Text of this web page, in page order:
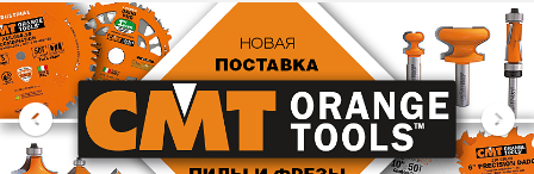
Столярные Мебельные Технологии